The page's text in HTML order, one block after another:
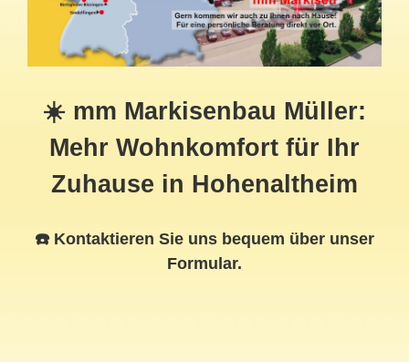
☀️ mm Markisenbau Müller:
Mehr Wohnkomfort für Ihr
Zuhause in Hohenaltheim
☎️ Kontaktieren Sie uns bequem über unser
Formular.